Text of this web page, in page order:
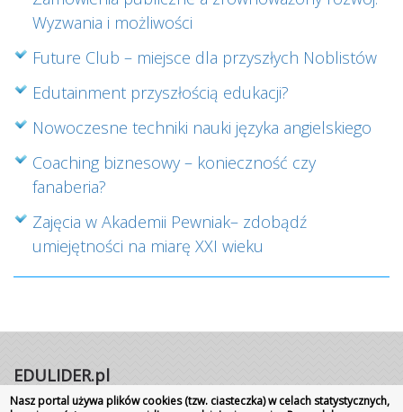
Wyzwania i możliwości
Future Club – miejsce dla przyszłych Noblistów
Edutainment przyszłością edukacji?
Nowoczesne techniki nauki języka angielskiego
Coaching biznesowy – konieczność czy
fanaberia?
Zajęcia w Akademii Pewniak– zdobądź
umiejętności na miarę XXI wieku
EDULIDER.pl
Nasz portal używa plików cookies (tzw. ciasteczka) w celach statystycznych,